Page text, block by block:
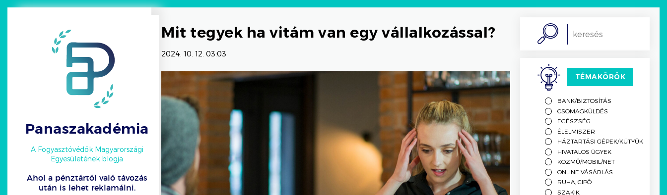
Panaszakadémia
A Fogyasztóvédők Magyarországi
Egyesületének blogja
Ahol a pénztártól való távozás
után is lehet reklamálni.
Mit tegyek ha vitám van egy vállalkozással?
2024. 10. 12. 03:03
Search
TÉMAKÖRÖK
BANK/BIZTOSÍTÁS
CSOMAGKÜLDÉS
EGÉSZSÉG
ÉLELMISZER
HÁZTARTÁSI GÉPEK/KÜTYÜK
HIVATALOS ÜGYEK
KÖZMŰ/MOBIL/NET
ONLINE VÁSÁRLÁS
RUHA, CIPŐ
SZAKIK